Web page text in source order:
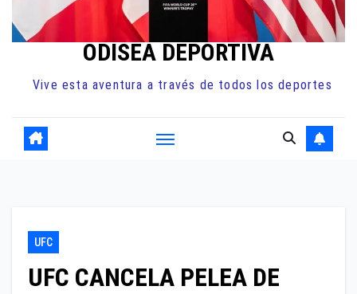
ODISEA DEPORTIVA
Vive esta aventura a través de todos los deportes
UFC
UFC CANCELA PELEA DE